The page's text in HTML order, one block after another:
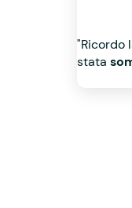
"Ricordo
stata